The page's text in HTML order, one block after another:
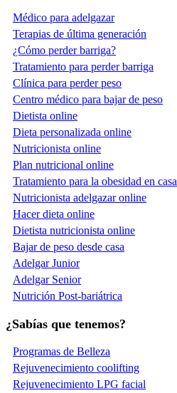
Médico para adelgazar
Terapias de última generación
¿Cómo perder barriga?
Tratamiento para perder barriga
Clínica para perder peso
Centro médico para bajar de peso
Dietista online
Dieta personalizada online
Nutricionista online
Plan nutricional online
Tratamiento para la obesidad en casa
Nutricionista adelgazar online
Hacer dieta online
Dietista nutricionista online
Bajar de peso desde casa
Adelgar Junior
Adelgar Senior
Nutrición Post-bariátrica
¿Sabías que tenemos?
Programas de Belleza
Rejuvenecimiento coolifting
Rejuvenecimiento LPG facial